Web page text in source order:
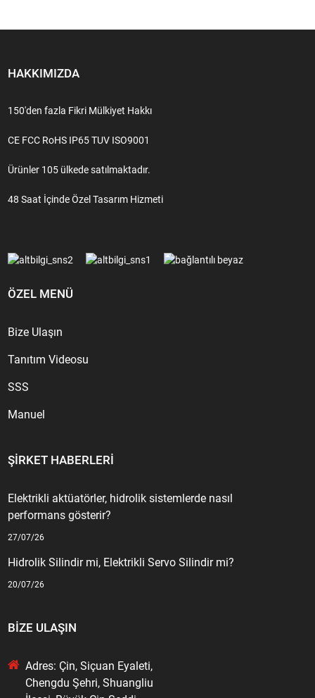
HAKKIMIZDA
150'den fazla Fikri Mülkiyet Hakkı
CE FCC RoHS IP65 TUV ISO9001
Ürünler 105 ülkede satılmaktadır.
48 Saat İçinde Özel Tasarım Hizmeti
ÖZEL MENÜ
Bize Ulaşın
Tanıtım Videosu
SSS
Manuel
ŞIRKET HABERLERI
Elektrikli aktüatörler, hidrolik sistemlerde nasıl
performans gösterir?
27/07/26
Hidrolik Silindir mi, Elektrikli Servo Silindir mi?
20/07/26
BIZE ULAŞIN
Adres: Çin, Siçuan Eyaleti,
Chengdu Şehri, Shuangliu